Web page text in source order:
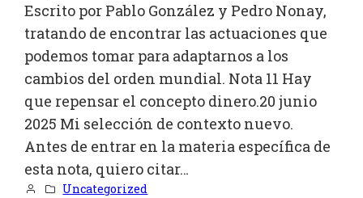
Escrito por Pablo González y Pedro Nonay,
tratando de encontrar las actuaciones que
podemos tomar para adaptarnos a los
cambios del orden mundial. Nota 11 Hay
que repensar el concepto dinero.20 junio
2025 Mi selección de contexto nuevo.
Antes de entrar en la materia específica de
esta nota, quiero citar…
Uncategorized